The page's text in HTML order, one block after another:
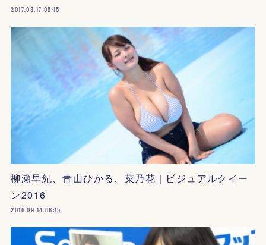
2017.03.17 05:15
柳瀬早紀、青山ひかる、菜乃花｜ビジュアルクイー
ン2016
2016.09.14 06:15